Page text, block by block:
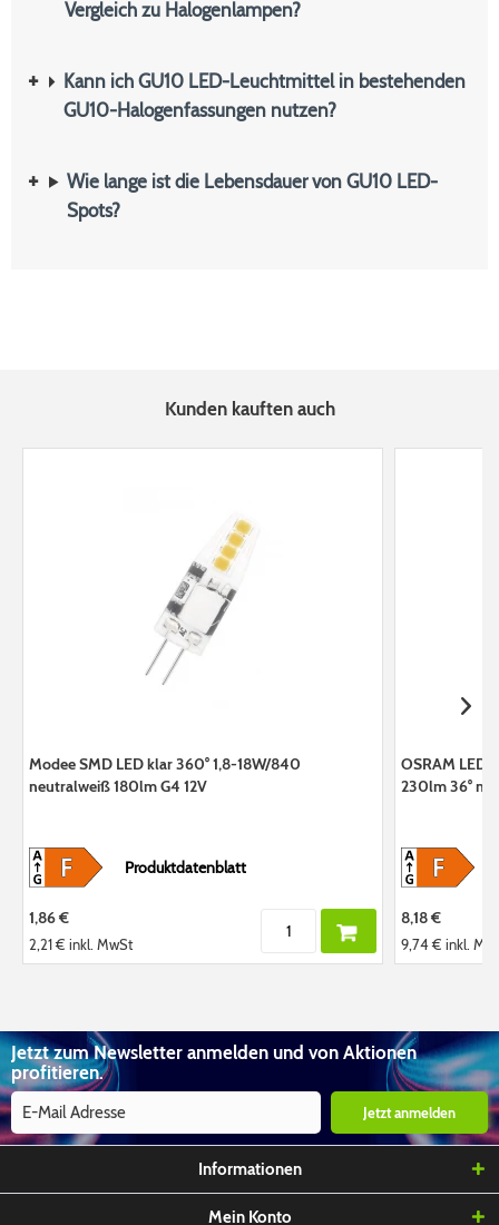
Vergleich zu Halogenlampen?
Kann ich GU10 LED-Leuchtmittel in bestehenden
GU10-Halogenfassungen nutzen?
Wie lange ist die Lebensdauer von GU10 LED-
Spots?
Kunden kauften auch
Modee SMD LED klar 360° 1,8-18W/840
neutralweiß 180lm G4 12V
Produktdatenblatt
1,86 €
2,21 € inkl. MwSt
OSRAM LED
230lm 36°
8,18 €
9,74 €inkl.
Jetzt zum Newsletter anmelden und von Aktionen
profitieren.
Jetzt anmelden
Informationen
Mein Konto